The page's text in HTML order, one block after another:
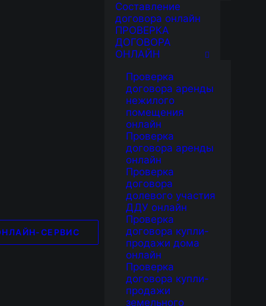
СЕРВИС
Составление
договора онлайн
ПРОВЕРКА
ДОГОВОРА
ОНЛАЙН
Проверка
договора аренды
нежилого
помещения
онлайн
Проверка
договора аренды
онлайн
Проверка
договора
долевого участия
ДДУ онлайн
Проверка
договора купли-
продажи дома
онлайн
Проверка
договора купли-
продажи
земельного